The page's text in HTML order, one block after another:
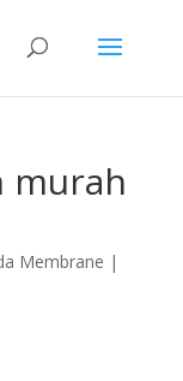
murah
Membrane |